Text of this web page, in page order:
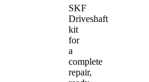
SKF
Driveshaft
kit
for
a
complete
repair,